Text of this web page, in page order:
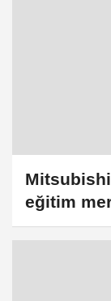
eğitim